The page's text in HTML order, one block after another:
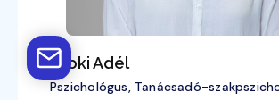
Homoki Adél
Pszichológus, Tanácsadó-